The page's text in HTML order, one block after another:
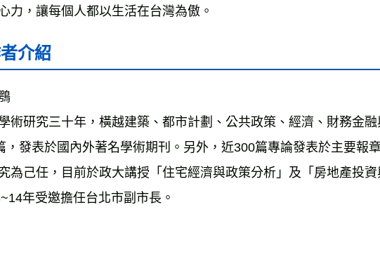
力，讓每個人都以生活在台灣為傲。
介紹
術研究三十年，橫越建築、都市計劃、公共政策、經濟、財務金
，發表於國內外著名學術期刊。另外，近300篇專論發表於主要報
為己任，目前於政大講授「住宅經濟與政策分析」及「房地產投資
年受邀擔任台北市副市長。